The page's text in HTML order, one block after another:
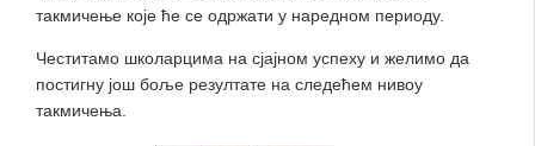
такмичење које ће се одржати у наредном периоду.
Честитамо школарцима на сјајном успеху и желимо да
постигну још боље резултате на следећем нивоу
такмичења.